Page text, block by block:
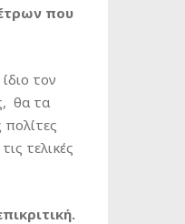
που
τον
θα τα
τελικές